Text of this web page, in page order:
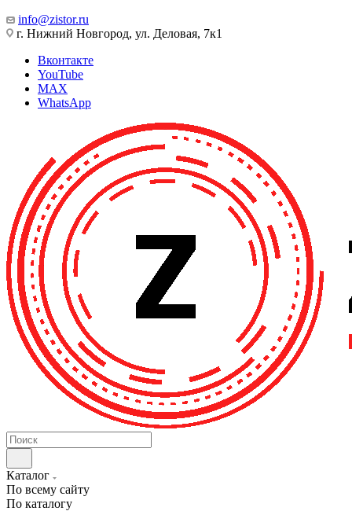
info@zistor.ru
г. Нижний Новгород, ул. Деловая, 7к1
Вконтакте
YouTube
MAX
WhatsApp
Каталог
По всему сайту
По каталогу